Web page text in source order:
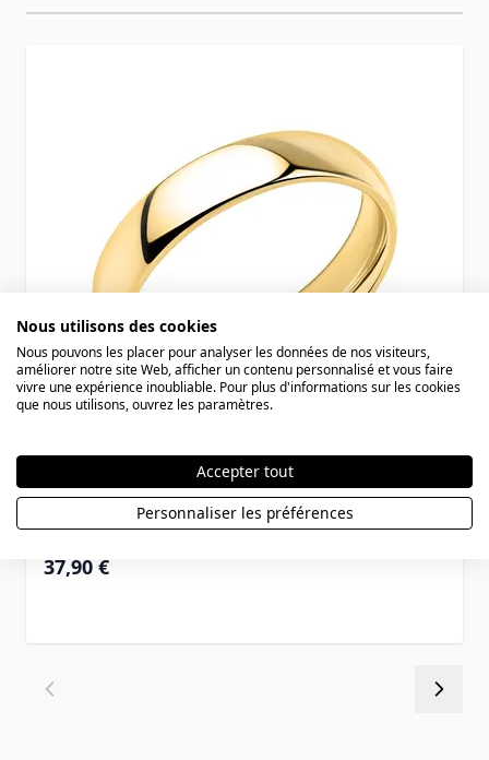
Bague acier personnalisée - 0355
37,90 €
Nous utilisons des cookies
Nous pouvons les placer pour analyser les données de nos visiteurs,
améliorer notre site Web, afficher un contenu personnalisé et vous faire
vivre une expérience inoubliable. Pour plus d'informations sur les cookies
que nous utilisons, ouvrez les paramètres.
Accepter tout
Personnaliser les préférences